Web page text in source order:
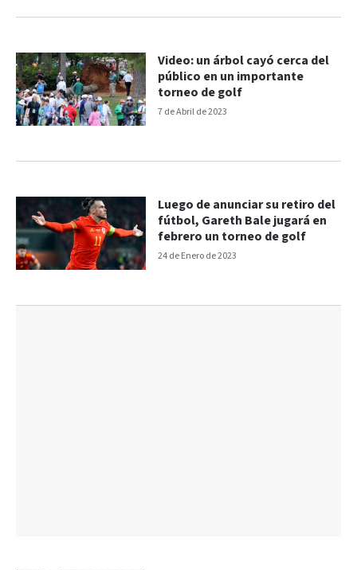
7 de Abril de 2023
Video: un árbol cayó cerca del
público en un importante
torneo de golf
24 de Enero de 2023
Luego de anunciar su retiro del
fútbol, Gareth Bale jugará en
febrero un torneo de golf